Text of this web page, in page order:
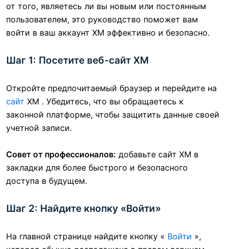
от того, являетесь ли вы новым или постоянным
пользователем, это руководство поможет вам
войти в ваш аккаунт XM эффективно и безопасно.
Шаг 1: Посетите веб-сайт XM
Откройте предпочитаемый браузер и перейдите на
сайт XM . Убедитесь, что вы обращаетесь к
законной платформе, чтобы защитить данные своей
учетной записи.
Совет от профессионалов: добавьте сайт XM в
закладки для более быстрого и безопасного
доступа в будущем.
Шаг 2: Найдите кнопку «Войти»
На главной странице найдите кнопку « Войти »,